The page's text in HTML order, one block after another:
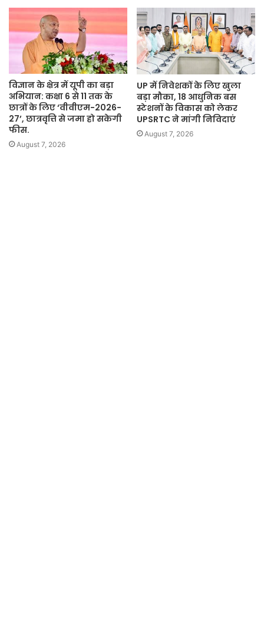
विज्ञान के क्षेत्र में यूपी का बड़ा
अभियान: कक्षा 6 से 11 तक के
छात्रों के लिए ‘वीवीएम-2026-
27’, छात्रवृत्ति से जमा हो सकेगी
फीस.
August 7, 2026
UP में निवेशकों के लिए खुला
बड़ा मौका, 18 आधुनिक बस
स्टेशनों के विकास को लेकर
UPSRTC ने मांगी निविदाएं
August 7, 2026